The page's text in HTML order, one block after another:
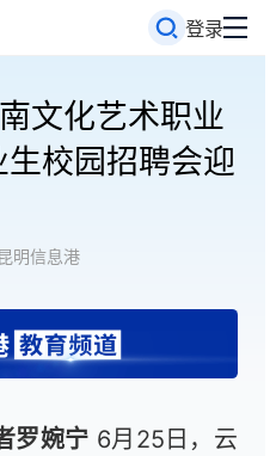
登录
文化艺术职业
校园招聘会迎
明信息港
罗婉宁 6月 25 日，云